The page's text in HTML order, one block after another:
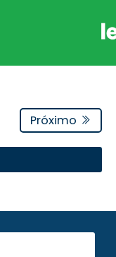
Próximo